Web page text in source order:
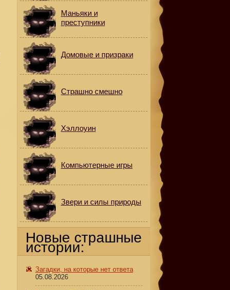
Маньяки и
преступники
Домовые и призраки
Страшно смешно
Хэллоуин
Компьютерные игры
Звери и силы природы
Новые страшные
истории:
Загадки, на которые нет ответа
05.08.2026